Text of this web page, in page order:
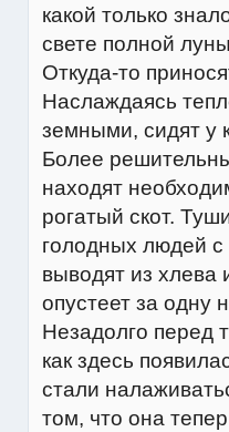
какой только
свете полной
Откуда-то
Наслаждаясь
земными, сидят у
Более
находят
рогатый скот.
голодных людей
выводят из хлева
опустеет за одну
Незадолго перед
как здесь
стали
том, что она